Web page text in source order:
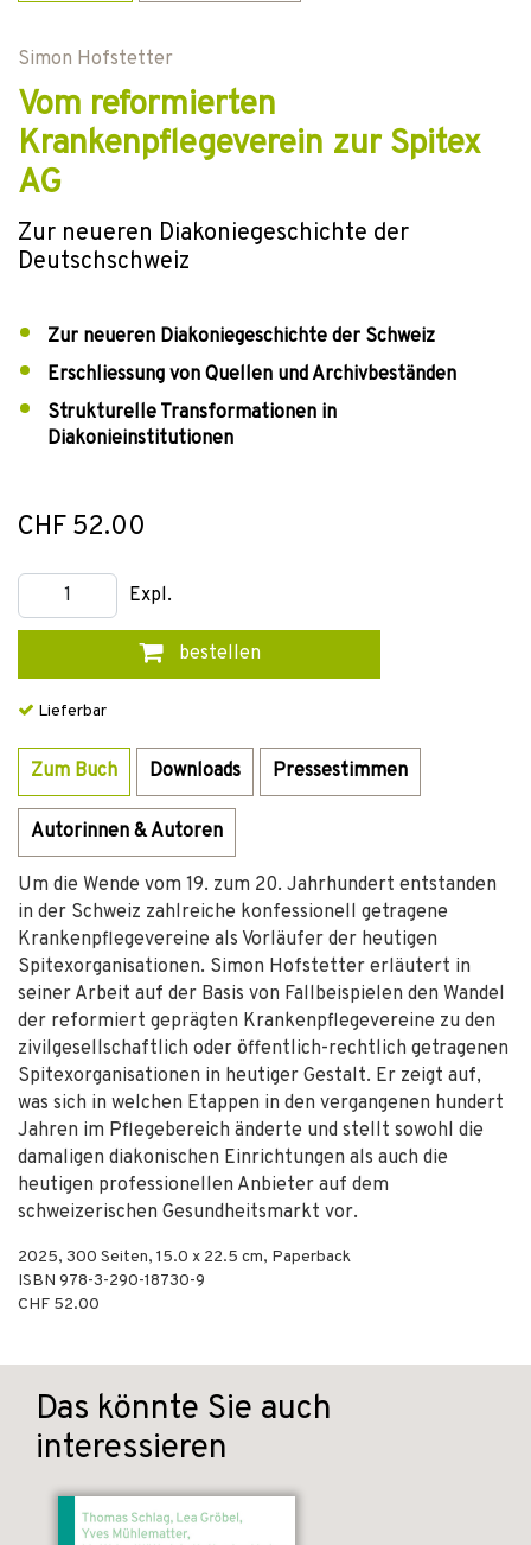
Simon Hofstetter
Vom reformierten
Krankenpflegeverein zur Spitex
AG
Zur neueren Diakoniegeschichte der
Deutschschweiz
Zur neueren Diakoniegeschichte der Schweiz
Erschliessung von Quellen und Archivbeständen
Strukturelle Transformationen in
Diakonieinstitutionen
CHF 52.00
Expl.
bestellen
Lieferbar
Zum Buch Downloads Pressestimmen
Autorinnen & Autoren
Um die Wende vom 19. zum 20. Jahrhundert entstanden
in der Schweiz zahlreiche konfessionell getragene
Krankenpflegevereine als Vorläufer der heutigen
Spitexorganisationen. Simon Hofstetter erläutert in
seiner Arbeit auf der Basis von Fallbeispielen den Wandel
der reformiert geprägten Krankenpflegevereine zu den
zivilgesellschaftlich oder öffentlich-rechtlich getragenen
Spitexorganisationen in heutiger Gestalt. Er zeigt auf,
was sich in welchen Etappen in den vergangenen hundert
Jahren im Pflegebereich änderte und stellt sowohl die
damaligen diakonischen Einrichtungen als auch die
heutigen professionellen Anbieter auf dem
schweizerischen Gesundheitsmarkt vor.
2025, 300 Seiten, 15.0 x 22.5 cm, Paperback
ISBN 978-3-290-18730-9
CHF 52.00
Das könnte Sie auch
interessieren